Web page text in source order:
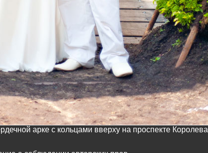
арке с кольцами вверху на проспекте Королева